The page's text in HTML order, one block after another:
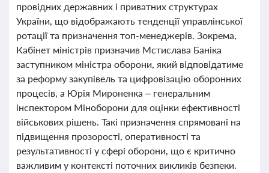
провідних державних і приватних структурах
України, що відображають тенденції управлінської
ротації та призначення топ-менеджерів. Зокрема,
Кабінет міністрів призначив Мстислава Баніка
заступником міністра оборони, який відповідатиме
за реформу закупівель та цифровізацію оборонних
процесів, а Юрія Мироненка – генеральним
інспектором Міноборони для оцінки ефективності
військових рішень. Такі призначення спрямовані на
підвищення прозорості, оперативності та
результативності у сфері оборони, що є критично
важливим у контексті поточних викликів безпеки.